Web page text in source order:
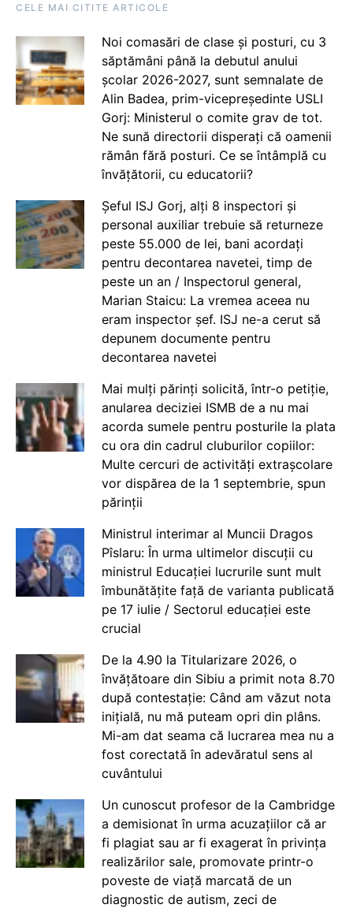
CELE MAI CITITE ARTICOLE
Noi comasări de clase și posturi, cu 3
săptămâni până la debutul anului
școlar 2026-2027, sunt semnalate de
Alin Badea, prim-vicepreședinte USLI
Gorj: Ministerul o comite grav de tot.
Ne sună directorii disperați că oamenii
rămân fără posturi. Ce se întâmplă cu
învățătorii, cu educatorii?
Șeful ISJ Gorj, alți 8 inspectori și
personal auxiliar trebuie să returneze
peste 55.000 de lei, bani acordați
pentru decontarea navetei, timp de
peste un an / Inspectorul general,
Marian Staicu: La vremea aceea nu
eram inspector șef. ISJ ne-a cerut să
depunem documente pentru
decontarea navetei
Mai mulți părinți solicită, într-o petiție,
anularea deciziei ISMB de a nu mai
acorda sumele pentru posturile la plata
cu ora din cadrul cluburilor copiilor:
Multe cercuri de activități extrașcolare
vor dispărea de la 1 septembrie, spun
părinții
Ministrul interimar al Muncii Dragos
Pîslaru: În urma ultimelor discuții cu
ministrul Educației lucrurile sunt mult
îmbunătățite față de varianta publicată
pe 17 iulie / Sectorul educației este
crucial
De la 4.90 la Titularizare 2026, o
învățătoare din Sibiu a primit nota 8.70
după contestație: Când am văzut nota
inițială, nu mă puteam opri din plâns.
Mi-am dat seama că lucrarea mea nu a
fost corectată în adevăratul sens al
cuvântului
Un cunoscut profesor de la Cambridge
a demisionat în urma acuzațiilor că ar
fi plagiat sau ar fi exagerat în privința
realizărilor sale, promovate printr-o
poveste de viață marcată de un
diagnostic de autism, zeci de